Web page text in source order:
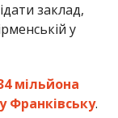
заклад,
у
мільйона
Франківську.